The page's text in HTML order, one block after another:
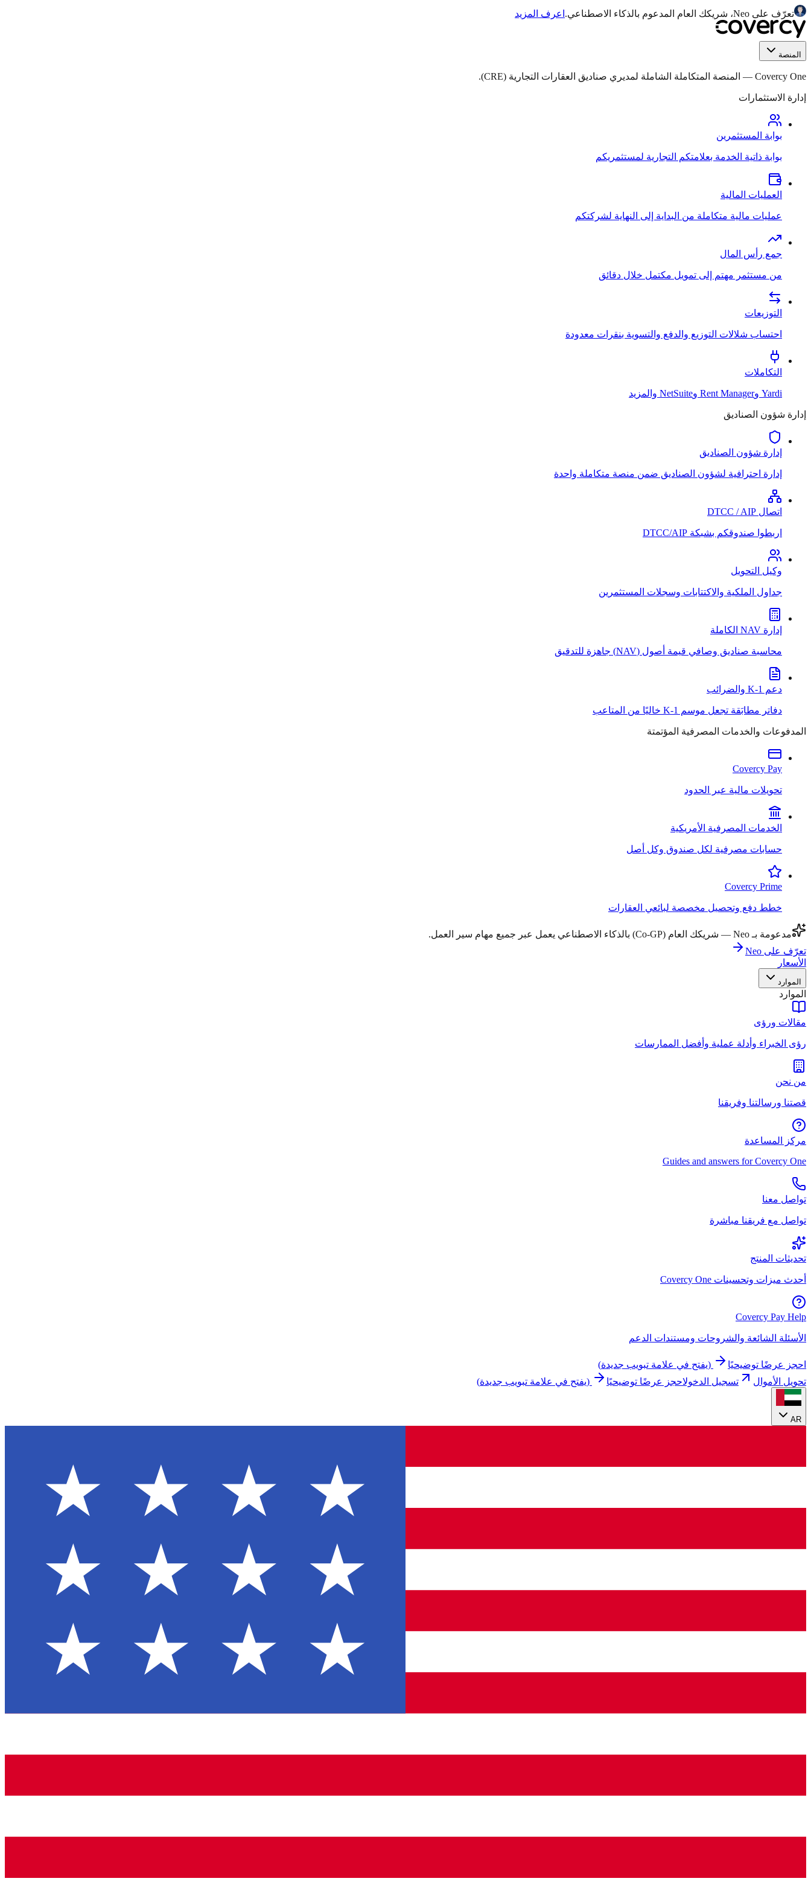
تعرّف على Neo، شريكك العام المدعوم بالذكاء الاصطناعي. اعرف المزيد
المنصة
Covercy One
— المنصة المتكاملة الشاملة لمديري صناديق العقارات التجارية (CRE).
إدارة الاستثمارات
بوابة المستثمرين
بوابة ذاتية الخدمة بعلامتكم التجارية لمستثمريكم
العمليات المالية
عمليات مالية متكاملة من البداية إلى النهاية لشركتكم
جمع رأس المال
من مستثمر مهتم إلى تمويل مكتمل خلال دقائق
التوزيعات
احتساب شلالات التوزيع والدفع والتسوية بنقرات معدودة
التكاملات
Yardi وRent Manager وNetSuite والمزيد
إدارة شؤون الصناديق
إدارة شؤون الصناديق
إدارة احترافية لشؤون الصناديق ضمن منصة متكاملة واحدة
اتصال DTCC / AIP
اربطوا صندوقكم بشبكة DTCC/AIP
وكيل التحويل
جداول الملكية والاكتتابات وسجلات المستثمرين
إدارة NAV الكاملة
محاسبة صناديق وصافي قيمة أصول (NAV) جاهزة للتدقيق
دعم K-1 والضرائب
دفاتر مطابَقة تجعل موسم K-1 خاليًا من المتاعب
المدفوعات والخدمات المصرفية المؤتمتة
Covercy Pay
تحويلات مالية عبر الحدود
الخدمات المصرفية الأمريكية
حسابات مصرفية لكل صندوق وكل أصل
Covercy Prime
خطط دفع وتحصيل مخصصة لبائعي العقارات
مدعومة بـ Neo — شريكك العام (Co-GP) بالذكاء الاصطناعي يعمل عبر جميع مهام سير العمل.
تعرّف على Neo
الأسعار
الموارد
الموارد
مقالات ورؤى
رؤى الخبراء وأدلة عملية وأفضل الممارسات
من نحن
قصتنا ورسالتنا وفريقنا
مركز المساعدة
Guides and answers for Covercy One
تواصل معنا
تواصل مع فريقنا مباشرة
تحديثات المنتج
أحدث ميزات وتحسينات Covercy One
Covercy Pay Help
الأسئلة الشائعة والشروحات ومستندات الدعم
احجز عرضًا توضيحيًا (يفتح في علامة تبويب جديدة)
تحويل الأموال
تسجيل الدخولاحجز عرضًا توضيحيًا (يفتح في علامة تبويب جديدة)
AR